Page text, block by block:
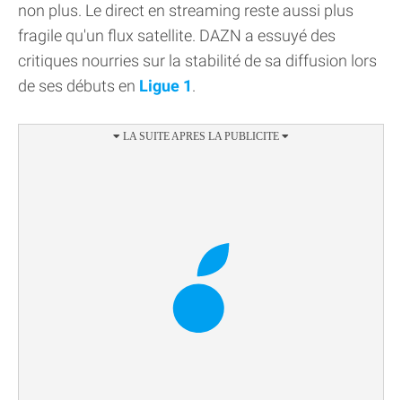
non plus. Le direct en streaming reste aussi plus
fragile qu'un flux satellite. DAZN a essuyé des
critiques nourries sur la stabilité de sa diffusion lors
de ses débuts en Ligue 1.